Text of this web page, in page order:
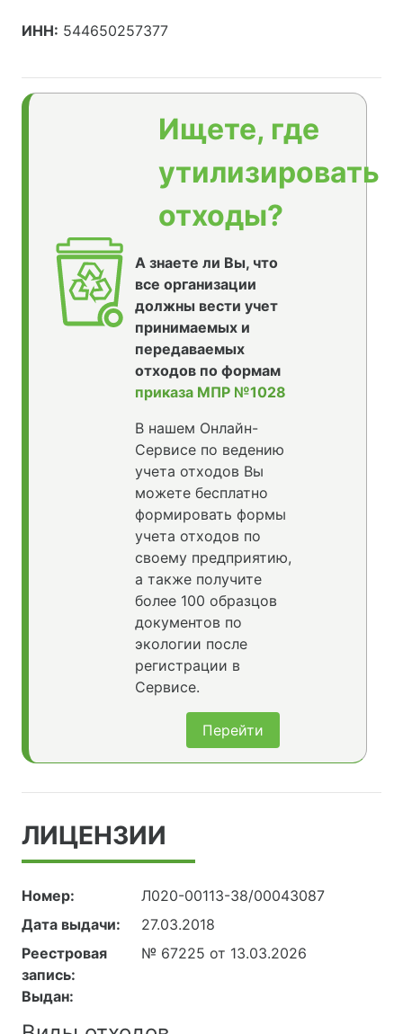
ИНН: 544650257377
Ищете, где
утилизировать
отходы?
А знаете ли Вы, что
все организации
должны вести учет
принимаемых и
передаваемых
отходов по формам
приказа МПР №1028
В нашем Онлайн-
Сервисе по ведению
учета отходов Вы
можете бесплатно
формировать формы
учета отходов по
своему предприятию,
а также получите
более 100 образцов
документов по
экологии после
регистрации в
Сервисе.
Перейти
ЛИЦЕНЗИИ
Номер:
Л020-00113-38/00043087
Дата выдачи:
27.03.2018
Реестровая
запись:
№ 67225 от 13.03.2026
Выдан: